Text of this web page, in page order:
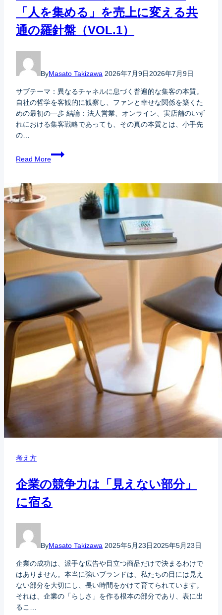
「人を集める」を売上に変える共
通の羅針盤（VOL.1）
ByMasato Takizawa 2026年7月9日2026年7月9日
サブテーマ：異なるチャネルに息づく普遍的な集客の本質。
自社の哲学を客観的に観察し、ファンと幸せな関係を築くた
めの最初の一歩 結論：法人営業、オンライン、実店舗のいず
れにおける集客戦略であっても、その真の本質とは、小手先
の…
Read More
考え方
企業の競争力は「見えない部分」
に宿る
ByMasato Takizawa 2025年5月23日2025年5月23日
企業の成功は、派手な広告や目立つ商品だけで決まるわけで
はありません。本当に強いブランドは、私たちの目には見え
ない部分を大切にし、長い時間をかけて育てられています。
それは、企業の「らしさ」を作る根本の部分であり、表に出
るこ…